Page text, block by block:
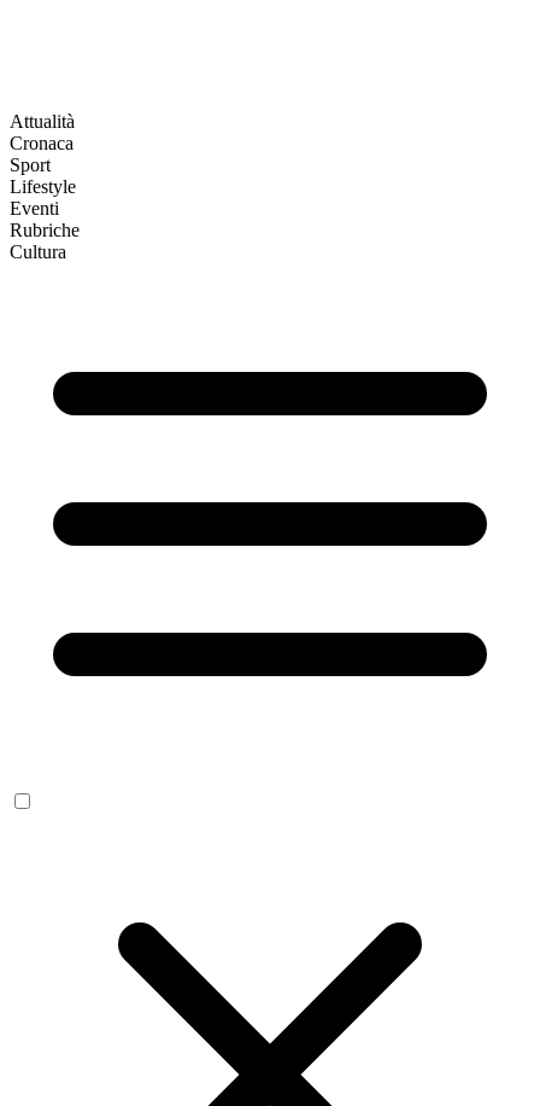
Attualità
Cronaca
Sport
Lifestyle
Eventi
Rubriche
Cultura